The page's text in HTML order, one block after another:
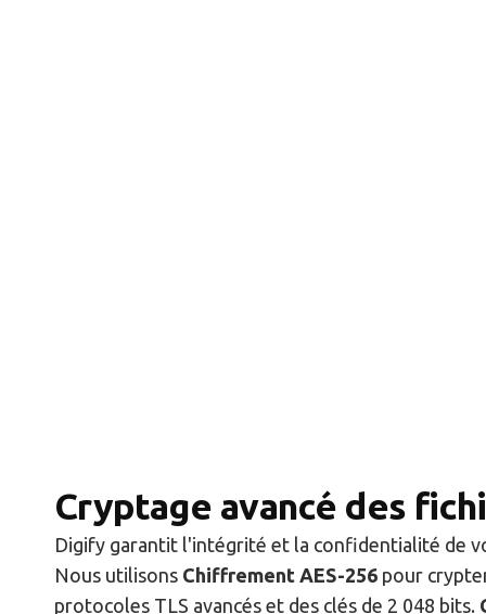
Cryptage avancé des
Digify garantit l'intégrité et la confidentialité de
Nous utilisons Chiffrement AES-256 pour
protocoles TLS avancés et des clés de 2 048 bits.